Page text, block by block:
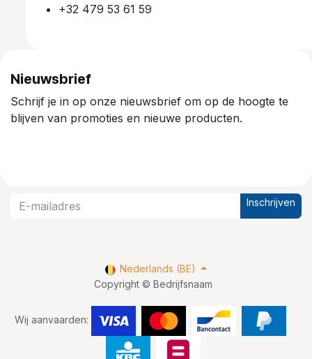
+32 479 53 61 59
Nieuwsbrief
Schrijf je in op onze nieuwsbrief om op de hoogte te
blijven van promoties en nieuwe producten.
Inschrijven
Copyright © Bedrijfsnaam
Wij aanvaarden:
Nederlands (BE)